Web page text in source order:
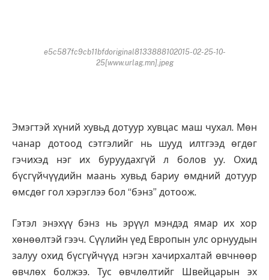
e5c587fc9cb11bfdoriginal8133888102015-02-25-10-
25[www.urlag.mn].jpeg
Эмэгтэй хүний хувьд дотуур хувцас маш чухал. Мөн
чанар дотоод сэтгэлийг нь шууд илтгээд өгдөг
гэчихэд нэг их буруудахгүй л болов уу. Охид
бүсгүйчүүдийн маань хувьд бариу өмдний дотуур
өмсдөг гол хэрэглээ бол “бэнз” дотоож.
Гэтэл энэхүү бэнз нь эрүүл мэндэд ямар их хор
хөнөөлтэй гээч. Сүүлийн үед Европын улс орнуудын
залуу охид бүсгүйчүүд нэгэн хачирхалтай өвчнөөр
өвчлөх болжээ. Тус өвчлөлтийг Швейцарын эх